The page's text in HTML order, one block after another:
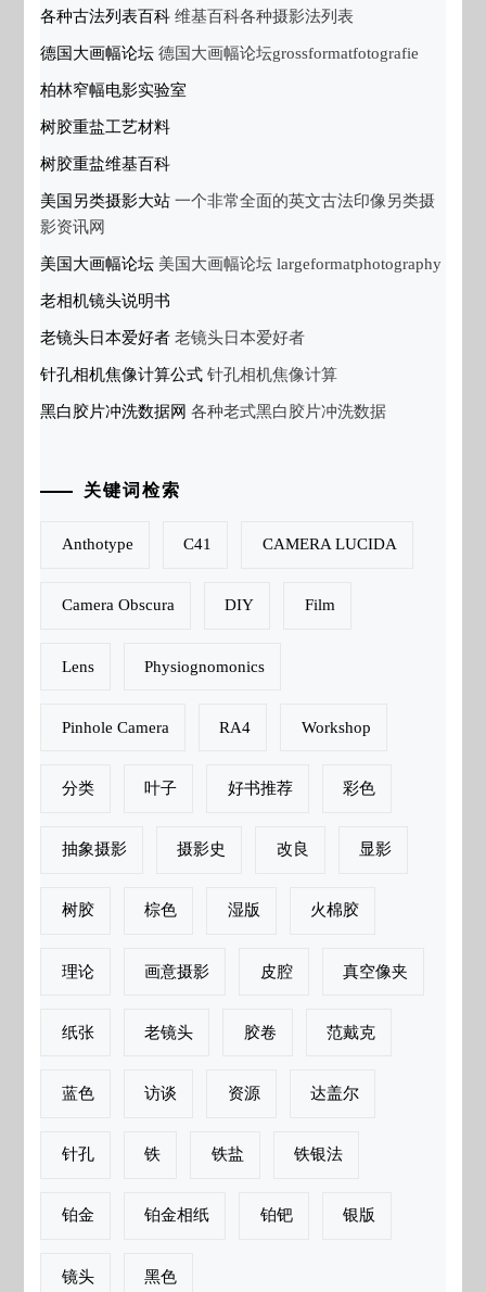
各种古法列表百科 维基百科各种摄影法列表
德国大画幅论坛 德国大画幅论坛grossformatfotografie
柏林窄幅电影实验室
树胶重盐工艺材料
树胶重盐维基百科
美国另类摄影大站 一个非常全面的英文古法印像另类摄
影资讯网
美国大画幅论坛 美国大画幅论坛 largeformatphotography
老相机镜头说明书
老镜头日本爱好者 老镜头日本爱好者
针孔相机焦像计算公式 针孔相机焦像计算
黑白胶片冲洗数据网 各种老式黑白胶片冲洗数据
关键词检索
Anthotype C41 CAMERA LUCIDA
Camera Obscura DIY Film
Lens Physiognomonics
Pinhole Camera RA4 Workshop
分类 叶子 好书推荐 彩色
抽象摄影 摄影史 改良 显影
树胶 棕色 湿版 火棉胶
理论 画意摄影 皮腔 真空像夹
纸张 老镜头 胶卷 范戴克
蓝色 访谈 资源 达盖尔
针孔 铁 铁盐 铁银法
铂金 铂金相纸 铂钯 银版
镜头 黑色